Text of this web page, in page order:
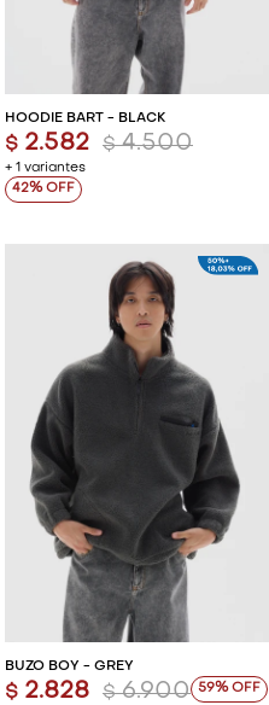
HOODIE BART - BLACK
+ 1 variantes
$ 2.582 $ 4.500
42
BUZO BOY - GREY
$ 2.828 $ 6.900 59